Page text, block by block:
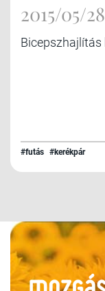
2015/05/28
#futás #kerékpár